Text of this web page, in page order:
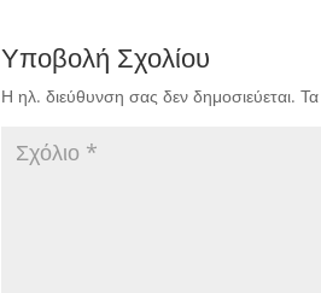
Υποβολή Σχολίου
Η ηλ. διεύθυνση σας δεν δημοσιεύεται.